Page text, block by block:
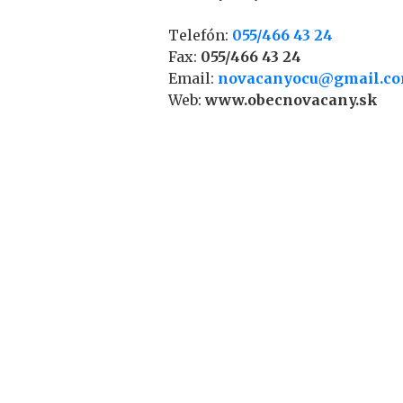
Telefón: 055/466 43 24
Fax: 055/466 43 24
Email:
Web:www.obecnovacany.sk